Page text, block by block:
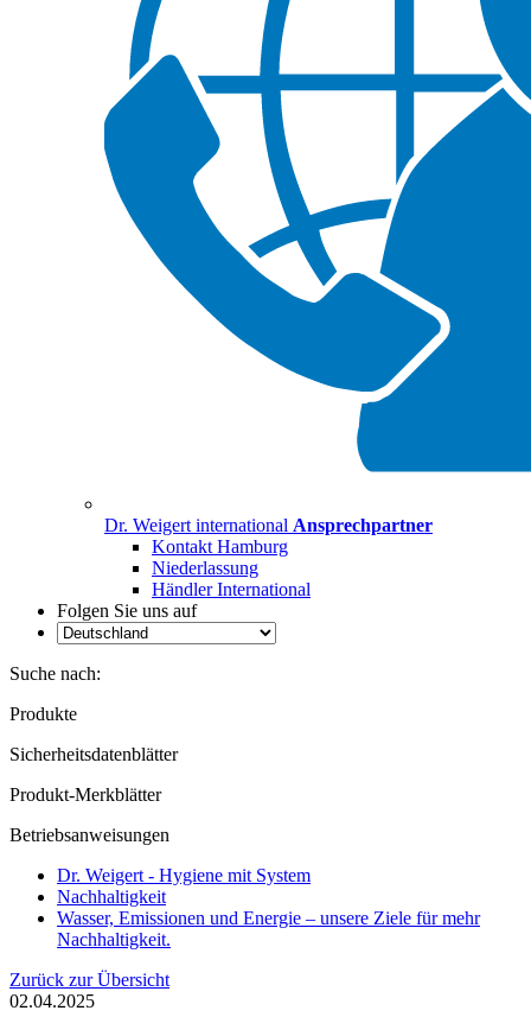
Dr. Weigert international Ansprechpartner
Kontakt Hamburg
Niederlassung
Händler International
Folgen Sie uns auf
Suche nach:
Produkte
Sicherheitsdatenblätter
Produkt-Merkblätter
Betriebsanweisungen
Dr. Weigert - Hygiene mit System
Nachhaltigkeit
Wasser, Emissionen und Energie – unsere Ziele für mehr
Nachhaltigkeit.
Zurück zur Übersicht
02.04.2025